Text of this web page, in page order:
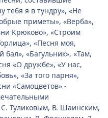
тебя я в тундру», «Не
приметы», «Верба»,
Крюково», «Строим
«Песня моя,
«Багульник», «Там,
«О дружбе», «У нас,
«За того парня»,
«Самоцветов» -
Туликовым, В. Шаинским,